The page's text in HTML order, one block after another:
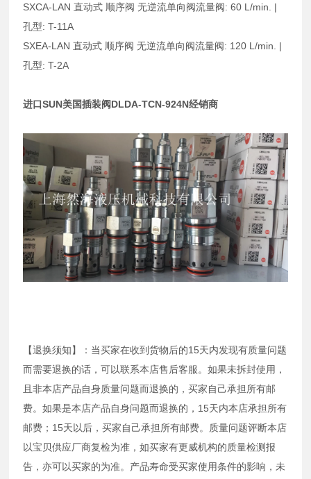
SXCA-LAN 直动式 顺序阀 无逆流单向阀流量阀: 60 L/min. |
孔型: T-11A
SXEA-LAN 直动式 顺序阀 无逆流单向阀流量阀: 120 L/min. |
孔型: T-2A
进口SUN美国插装阀DLDA-TCN-924N经销商
【退换须知】：当买家在收到货物后的15天内发现有质量问题
而需要退换的话，可以联系本店售后客服。如果未拆封使用，
且非本店产品自身质量问题而退换的，买家自己承担所有邮
费。如果是本店产品自身问题而退换的，15天内本店承担所有
邮费；15天以后，买家自己承担所有邮费。质量问题评断本店
以宝贝供应厂商复检为准，如买家有更威机构的质量检测报
告，亦可以买家的为准。产品寿命受买家使用条件的影响，未